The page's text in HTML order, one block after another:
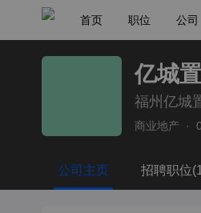
首页 职位 公司
亿城
福州亿城
商业地产 ·
公司主页 招聘职位